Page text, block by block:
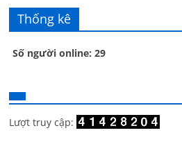
Âu Tú Vân
Bác sĩ Hoa
Bác sĩ Stephen Mak
Bác Đạt
Bạch Cúc
Thống kê
Số người online: 29
Lượt truy cập: